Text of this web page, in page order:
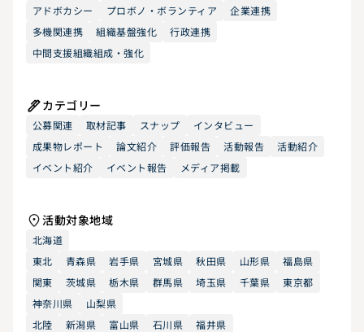
アドボカシー
プロボノ・ボランティア
企業連携
多機関連携
組織基盤強化
行政連携
中間支援組織組成・強化
カテゴリー
公募関連 取材記事 スナップ
インタビュー
成果物レポート
論文紹介 評価報告 活動報告
活動紹介
イベント紹介
イベント報告 メディア掲載
活動対象地域
北海道
東北
青森県 岩手県 宮城県 秋田県 山形県
福島県
関東
茨城県 栃木県 群馬県 埼玉県 千葉県
東京都
神奈川県
山梨県
北陸
新潟県 富山県 石川県
福井県